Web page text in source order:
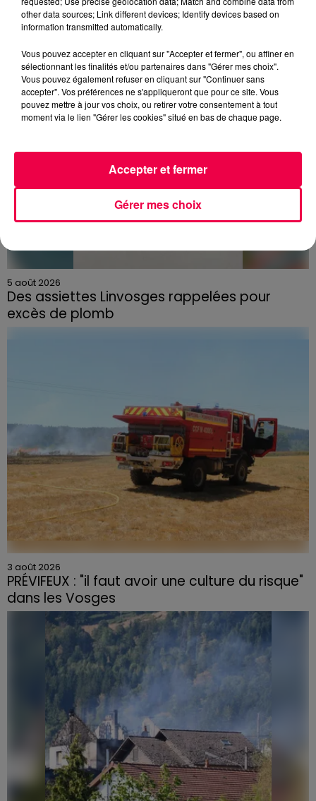
DERNIÈRES INFOS
5 août 2026
Des assiettes Linvosges rappelées pour
excès de plomb
Du plomb a été détecté dans deux assiettes en
3 août 2026
PRÉVIFEUX : "il faut avoir une culture du risque"
dans les Vosges
other data sources; Link different devices; Identify devices based on
information transmitted automatically.
Vous pouvez accepter en cliquant sur "Accepter et fermer", ou affiner en
sélectionnant les finalités et/ou partenaires dans "Gérer mes choix".
Vous pouvez également refuser en cliquant sur "Continuer sans
accepter". Vos préférences ne s'appliqueront que pour ce site. Vous
pouvez mettre à jour vos choix, ou retirer votre consentement à tout
moment via le lien "Gérer les cookies" situé en bas de chaque page.
Gérer mes choix
Accepter et fermer